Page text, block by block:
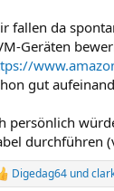
fallen da
Geräten
gut
persönlich
durchführen
Digedag64 und